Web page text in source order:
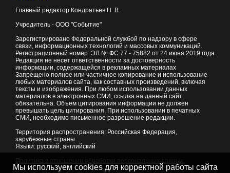
Главный редактор Кондратьев Н. В.
Учредитель - ООО "Событие"
Зарегистрировано Федеральной службой по надзору в сфере
связи, информационных технологий и массовых коммуникаций.
Регистрационный номер: ЭЛ № ФС 77 - 75882 от 24 июня 2019 года
Редакция не несет ответственности за достоверность
информации, содержащейся в рекламных материалах
Запрещено полное или частичное копирование и использование
любых материалов сайта, как составных произведений, включая
тексты и изображения. При любом использовании данных
материалов в электронных СМИ, ссылка на данный сайт
обязательна. Объем цитирования информации не должен
превышать цель цитирования. При использовании в печатных
СМИ, необходимо письменное разрешение редакции.
Территория распространения: Российская Федерация,
зарубежные страны
Языки: русский, английский
Мы используем cookies для корректной работы сайта